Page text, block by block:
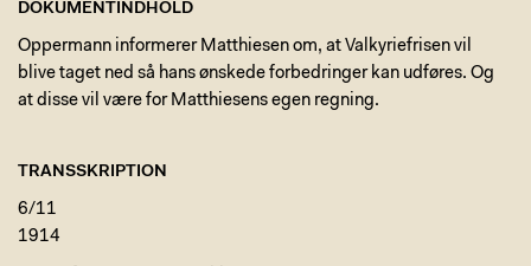
DOKUMENTINDHOLD
Oppermann informerer Matthiesen om, at Valkyriefrisen vil
blive taget ned så hans ønskede forbedringer kan udføres. Og
at disse vil være for Matthiesens egen regning.
TRANSSKRIPTION
6/11
1914